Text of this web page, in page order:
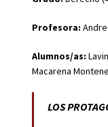
Profesora:
Alumnos/as:
Macarena
LOS